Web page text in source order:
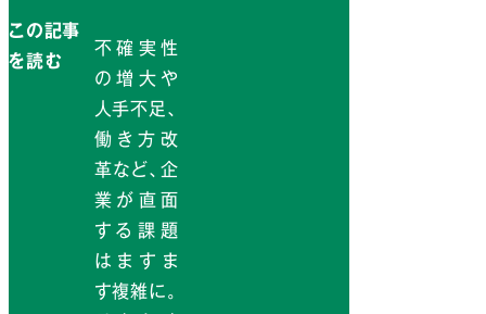
不確実性
の増大や
人手不足、
働き方改
革など、企
業が直面
する課題
はますま
す複雑に。
この記事
を読む